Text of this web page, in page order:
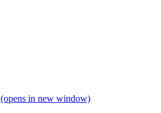
(opens in new window)